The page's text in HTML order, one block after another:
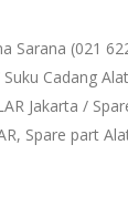
Sarana (021
Cadang
Jakarta /
Spare part